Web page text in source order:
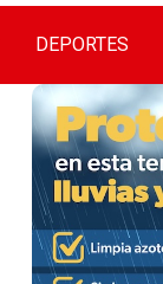
DEPORTES